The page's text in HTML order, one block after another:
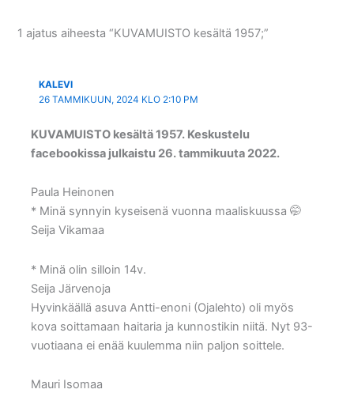
1 ajatus aiheesta “KUVAMUISTO kesältä 1957;”
KALEVI
26 TAMMIKUUN, 2024 KLO 2:10 PM
KUVAMUISTO kesältä 1957. Keskustelu
facebookissa julkaistu 26. tammikuuta 2022.
Paula Heinonen
* Minä synnyin kyseisenä vuonna maaliskuussa 🤭
Seija Vikamaa
* Minä olin silloin 14v.
Seija Järvenoja
Hyvinkäällä asuva Antti-enoni (Ojalehto) oli myös
kova soittamaan haitaria ja kunnostikin niitä. Nyt 93-
vuotiaana ei enää kuulemma niin paljon soittele.
Mauri Isomaa